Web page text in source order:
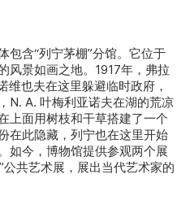
包含“列宁茅棚”分馆。它位于
风景如画之地。1917年，弗拉
维也夫在这里躲避临时政府，
N. A. 叶梅利亚诺夫在湖的荒凉
上面用树枝和干草搭建了一个
在此隐藏，列宁也在这里开始
如今，博物馆提供参观两个展
共艺术展，展出当代艺术家的